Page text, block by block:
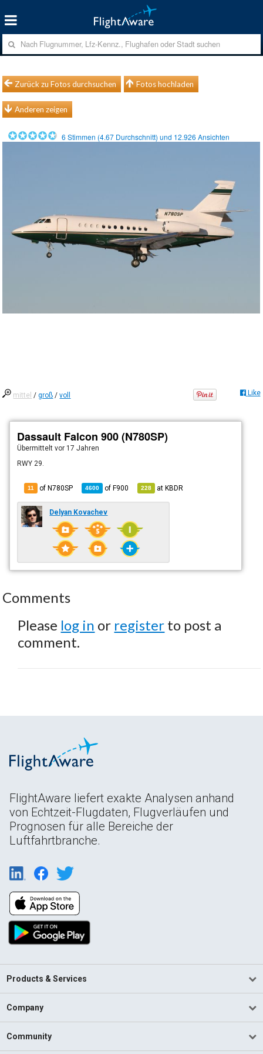
Zurück zu Fotos durchsuchen Fotos hochladen
Anderen zeigen
6 Stimmen (4.67 Durchschnitt) und 12.926 Ansichten
mittel /groß /voll Like
Dassault Falcon 900 (N780SP)
Übermitteltvor 17 Jahren
RWY 29.
11 of N780SP 4600 ofF900 228 atKBDR
Delyan Kovachev
Comments
Please log in or register to post a
comment.
FlightAware liefert exakte Analysen anhand
von Echtzeit-Flugdaten, Flugverläufen und
Prognosen für alle Bereiche der
Luftfahrtbranche.
Products & Services
Company
Community